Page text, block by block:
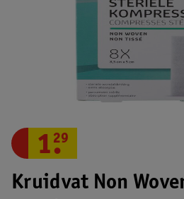
Kruidvat Non
1.
29